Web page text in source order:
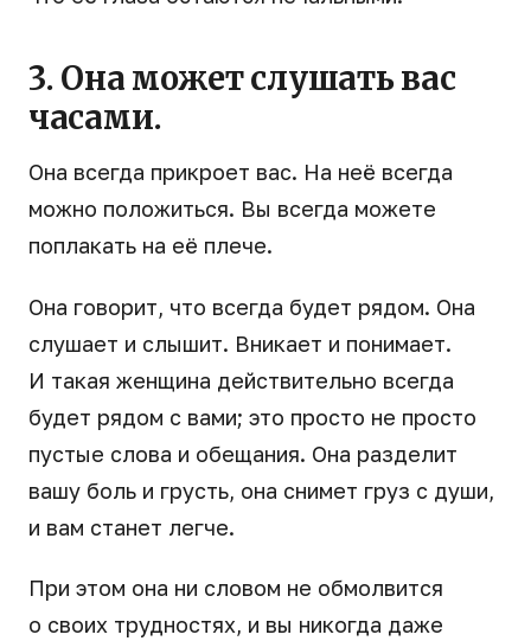
3. Она может слушать вас
часами.
Она всегда прикроет вас. На неё всегда
можно положиться. Вы всегда можете
поплакать на её плече.
Она говорит, что всегда будет рядом. Она
слушает и слышит. Вникает и понимает.
И такая женщина действительно всегда
будет рядом с вами; это просто не просто
пустые слова и обещания. Она разделит
вашу боль и грусть, она снимет груз с души,
и вам станет легче.
При этом она ни словом не обмолвится
о своих трудностях, и вы никогда даже